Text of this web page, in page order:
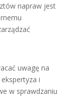
napraw jest
uwagę na
i
w sprawdzaniu